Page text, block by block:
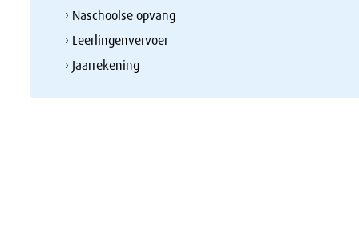
› Naschoolse opvang
› Leerlingenvervoer
› Jaarrekening